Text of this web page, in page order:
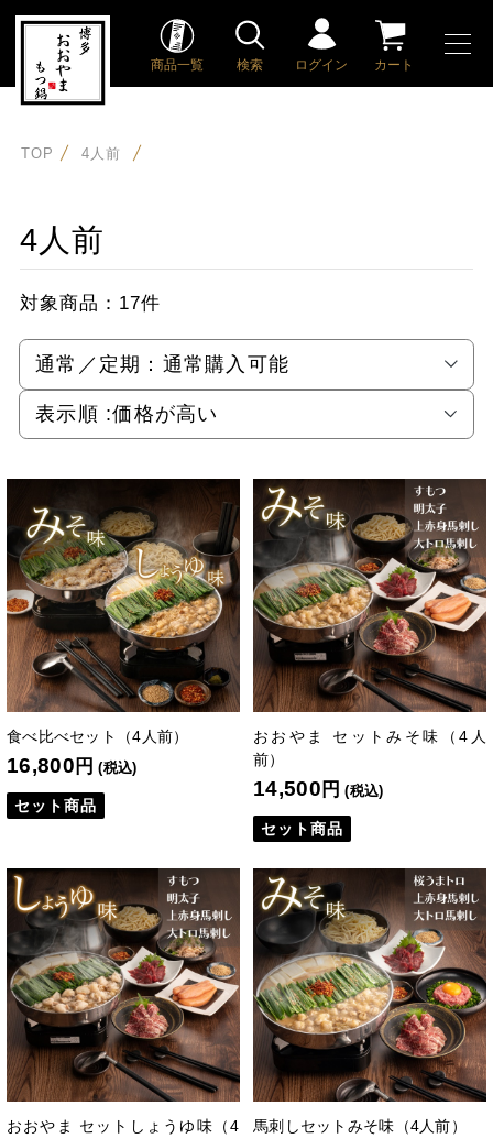
商品一覧 検索 ログイン カート
TOP 4人前
4人前
対象商品： 17件
通常／定期： 通常購入可能
表示順 :価格が高い
食べ比べセット（4人前）
16,800 円 (税込)
セット商品
おおやま セットみそ味（4人
前）
14,500 円 (税込)
セット商品
おおやま セットしょうゆ味（4
馬刺しセットみそ味（4人前）